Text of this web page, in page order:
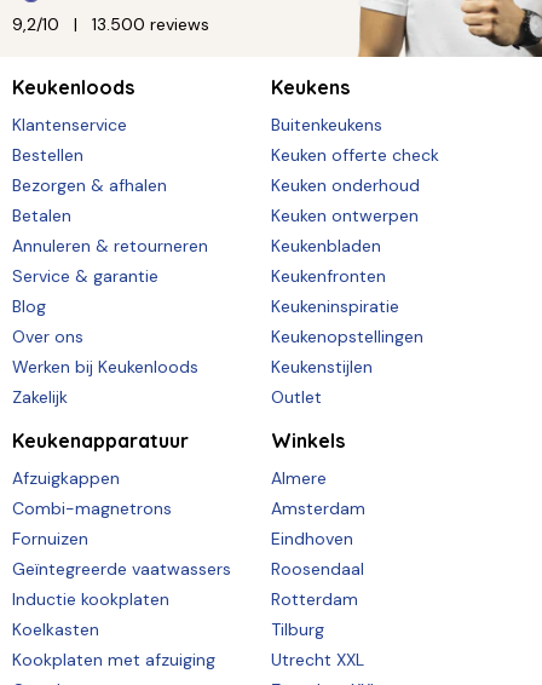
9,2/10 13.500 reviews
Keukenloods
Klantenservice
Bestellen
Bezorgen & afhalen
Betalen
Annuleren & retourneren
Service & garantie
Blog
Over ons
Werken bij Keukenloods
Zakelijk
Keukens
Buitenkeukens
Keuken offerte check
Keuken onderhoud
Keuken ontwerpen
Keukenbladen
Keukenfronten
Keukeninspiratie
Keukenopstellingen
Keukenstijlen
Outlet
Keukenapparatuur
Afzuigkappen
Combi-magnetrons
Fornuizen
Geïntegreerde vaatwassers
Inductie kookplaten
Koelkasten
Kookplaten met afzuiging
Winkels
Almere
Amsterdam
Eindhoven
Roosendaal
Rotterdam
Tilburg
Utrecht XXL